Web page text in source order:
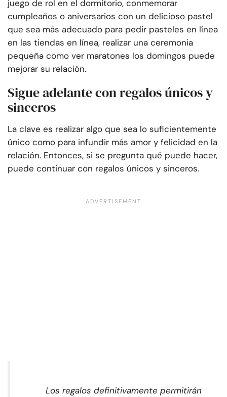
juego de rol en el dormitorio, conmemorar
cumpleaños o aniversarios con un delicioso pastel
que sea más adecuado para pedir pasteles en línea
en las tiendas en línea, realizar una ceremonia
pequeña como ver maratones los domingos puede
mejorar su relación.
Sigue adelante con regalos únicos y
sinceros
La clave es realizar algo que sea lo suficientemente
único como para infundir más amor y felicidad en la
relación. Entonces, si se pregunta qué puede hacer,
puede continuar con regalos únicos y sinceros.
Los regalos definitivamente permitirán